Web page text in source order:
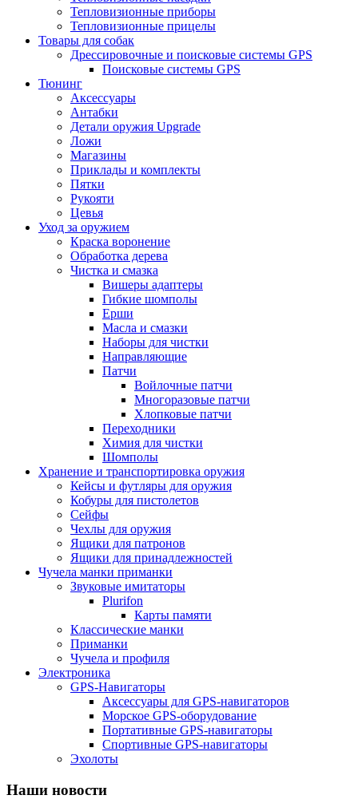
Тепловизионные приборы
Тепловизионные прицелы
Товары для собак
Дрессировочные и поисковые системы GPS
Поисковые системы GPS
Тюнинг
Аксессуары
Антабки
Детали оружия Upgrade
Ложи
Магазины
Приклады и комплекты
Пятки
Рукояти
Цевья
Уход за оружием
Краска воронение
Обработка дерева
Чистка и смазка
Вишеры адаптеры
Гибкие шомполы
Ерши
Масла и смазки
Наборы для чистки
Направляющие
Патчи
Войлочные патчи
Многоразовые патчи
Хлопковые патчи
Переходники
Химия для чистки
Шомполы
Хранение и транспортировка оружия
Кейсы и футляры для оружия
Кобуры для пистолетов
Сейфы
Чехлы для оружия
Ящики для патронов
Ящики для принадлежностей
Чучела манки приманки
Звуковые имитаторы
Plurifon
Карты памяти
Классические манки
Приманки
Чучела и профиля
Электроника
GPS-Навигаторы
Аксессуары для GPS-навигаторов
Морское GPS-оборудование
Портативные GPS-навигаторы
Спортивные GPS-навигаторы
Эхолоты
Наши новости